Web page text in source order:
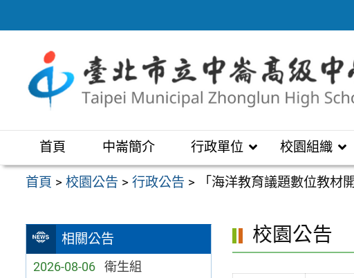
至
區
首頁 中崙簡介 行政單位 校園組織
首頁 >校園公告 >行政公告 > 「海洋教育議題數位教材
相關公告
2026-08-06 衛生組
校園公告